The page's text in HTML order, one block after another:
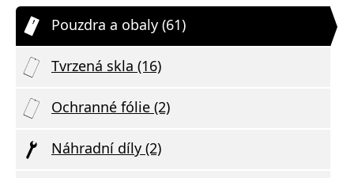
Pouzdra a obaly (61)
Tvrzená skla (16)
Ochranné fólie (2)
Náhradní díly (2)